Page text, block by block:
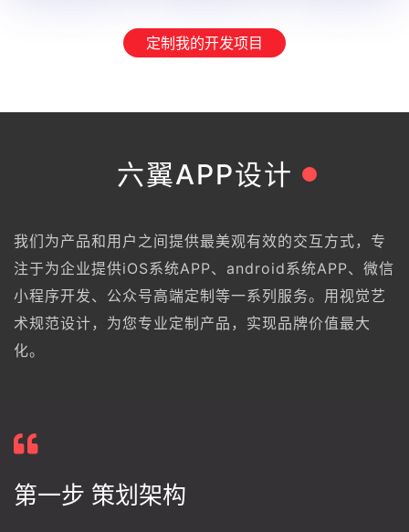
定制我的开发项目
六翼APP设计
我们为产品和用户之间提供最美观有效的交互方式，专
注于为企业提供iOS系统APP、android系统APP、微信
小程序开发、公众号高端定制等一系列服务。用视觉艺
术规范设计，为您专业定制产品，实现品牌价值最大
化。
第一步 策划架构